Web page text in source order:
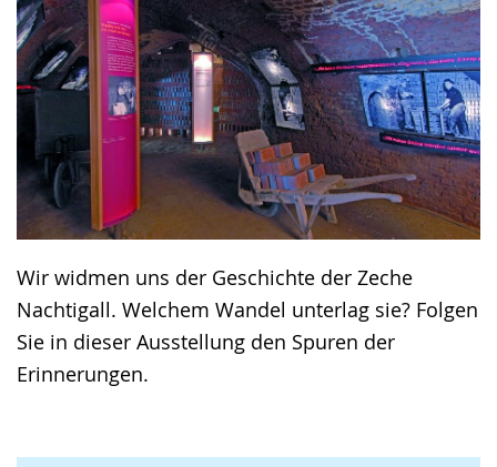
Wir widmen uns der Geschichte der Zeche
Nachtigall. Welchem Wandel unterlag sie? Folgen
Sie in dieser Ausstellung den Spuren der
Erinnerungen.
angezeigt.